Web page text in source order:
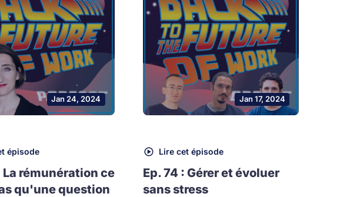
Jan 24, 2024
épisode
La rémunération ce
qu'une question
Jan 17, 2024
Lire cet épisode
Ep. 74 : Gérer et évoluer
sans stress